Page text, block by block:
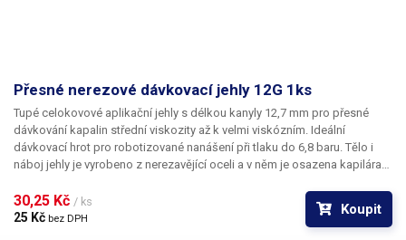
Přesné nerezové dávkovací jehly 12G 1ks
Tupé celokovové aplikační jehly s délkou kanyly 12,7 mm pro přesné
dávkování kapalin střední viskozity až k velmi viskózním. Ideální
dávkovací hrot pro robotizované nanášení při tlaku do 6,8 baru. Tělo i
náboj jehly je vyrobeno z nerezavějící oceli a v něm je osazena kapilára
povrchu a přesné dodržení vnitřních průměrů jehly a proto je povrch
kapiláry elektrolyticky leštěn.
30,25 Kč / ks
25 Kč bez DPH
Koupit